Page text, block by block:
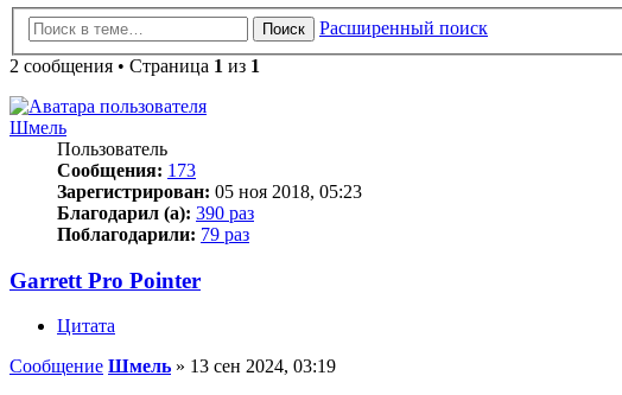
Поиск
Расширенный поиск
2 сообщения • Страница 1 из 1
Шмель
Пользователь
Сообщения: 173
Зарегистрирован: 05 ноя 2018, 05:23
Благодарил (а): 390 раз
Поблагодарили: 79 раз
Garrett Pro Pointer
Цитата
Сообщение Шмель » 13 сен 2024, 03:19